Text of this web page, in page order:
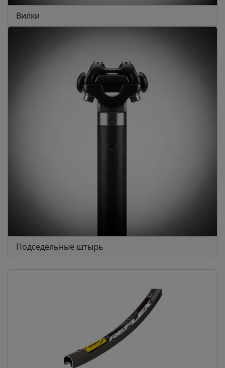
Вилки
Подседельные штырь